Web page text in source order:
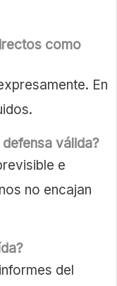
como
En
válida?
e
no encajan
del